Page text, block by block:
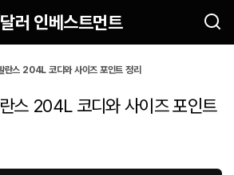
란스 204L 코디와 사이즈 포인트 정리
스 204L 코디와 사이즈 포인트